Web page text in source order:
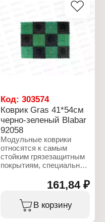
Код:303574
Коврик Gras 41*54см
черно-зеленый Blabar
92058
Модульные коврики
относятся к самым
стойким грязезащитным
покрытиям, специально
защиты помещений от
уличной грязи. Между
собой модули
скрепляются при помощи
161,84 ₽
В корзину